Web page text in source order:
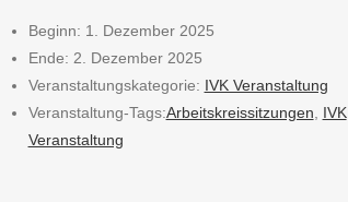
Beginn: 1. Dezember 2025
Ende: 2. Dezember 2025
Veranstaltungskategorie: IVK Veranstaltung
Veranstaltung-Tags:Arbeitskreissitzungen
IVK
Veranstaltung